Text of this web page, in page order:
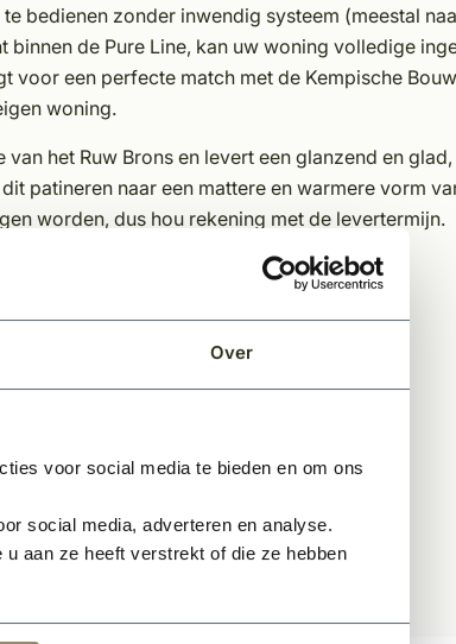
Over
voor social media te bieden en om ons
social media, adverteren en analyse.
aan ze heeft verstrekt of die ze hebben
bedienen zonder inwendig systeem (meestal
de Pure Line, kan uw woning volledige
voor een perfecte match met de Kempische
woning.
het Ruw Brons en levert een glanzend en glad,
patineren naar een mattere en warmere vorm
worden, dus hou rekening met de levertermijn.